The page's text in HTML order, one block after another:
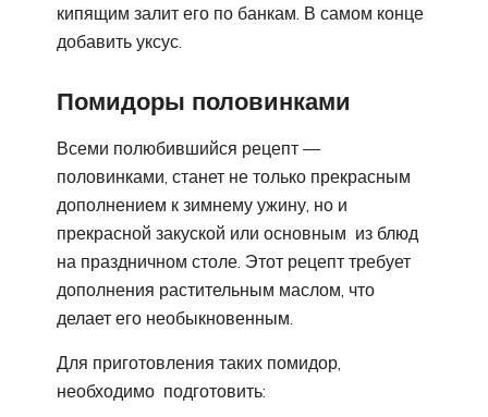
кипящим залит его по банкам. В самом конце
добавить уксус.
Помидоры половинками
Всеми полюбившийся рецепт —
половинками, станет не только прекрасным
дополнением к зимнему ужину, но и
прекрасной закуской или основным из блюд
на праздничном столе. Этот рецепт требует
дополнения растительным маслом, что
делает его необыкновенным.
Для приготовления таких помидор,
необходимо подготовить: